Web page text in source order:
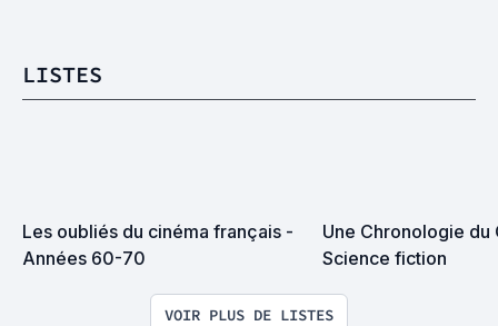
LISTES
Les oubliés du cinéma français -
Années 60-70
Une Chronologie du
Science fiction
VOIR PLUS DE LISTES